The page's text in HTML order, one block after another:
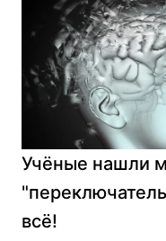
Учёные нашли
всё!